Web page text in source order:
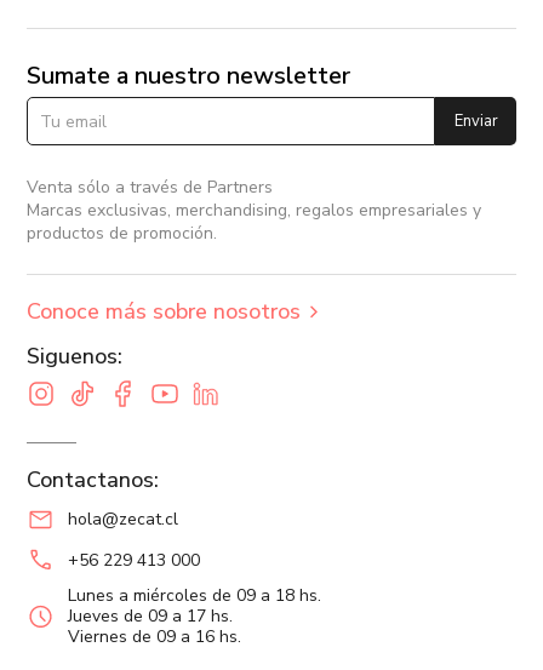
Sumate a nuestro newsletter
Enviar
Venta sólo a través de Partners
Marcas exclusivas, merchandising, regalos empresariales y
productos de promoción.
Conoce más sobre nosotros
Siguenos:
Contactanos:
hola@zecat.cl
+56 229 413 000
Lunes a miércoles de 09 a 18 hs.
Jueves de 09 a 17 hs.
Viernes de 09 a 16 hs.